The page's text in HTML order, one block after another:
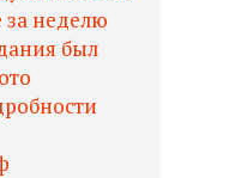
за неделю
был